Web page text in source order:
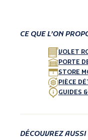
CE QUE L’ON
VOLET
PORTE
STORE
PIÈCE
GUIDES
DÉCOUVREZ AUSSI